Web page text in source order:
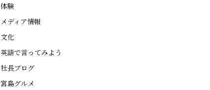
体験
メディア情報
文化
英語で言ってみよう
社長ブログ
宮島グルメ